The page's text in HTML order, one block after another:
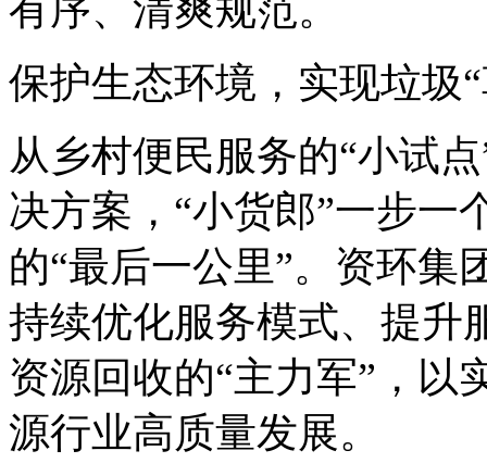
有序、清爽规范。
保护生态环境，实现垃圾
从乡村便民服务的“小试
决方案，“小货郎”一步一
的“最后一公里”。资环集
持续优化服务模式、提升
资源回收的“主力军”，以
源行业高质量发展。